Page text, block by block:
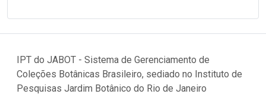
IPT do JABOT - Sistema de Gerenciamento de
Coleções Botânicas Brasileiro, sediado no Instituto de
Pesquisas Jardim Botânico do Rio de Janeiro